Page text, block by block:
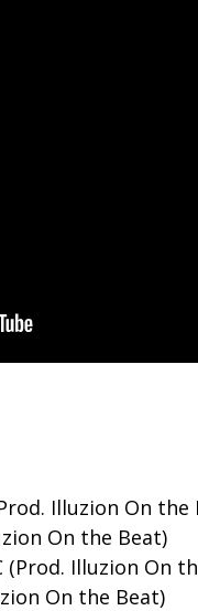
Illuzion On the
On the Beat)
(Prod. Illuzion On
On the Beat)